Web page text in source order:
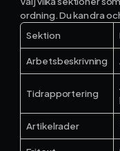
ordning. Du kan dra
Sektion
Arbetsbeskrivning
Tidrapportering
Artikelrader